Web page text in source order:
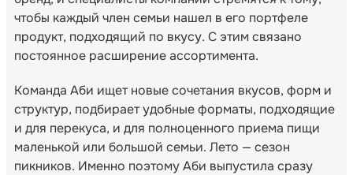
чтобы каждый член семьи нашел в его портфеле
продукт, подходящий по вкусу. С этим связано
постоянное расширение ассортимента.
Команда Аби ищет новые сочетания вкусов, форм и
структур, подбирает удобные форматы, подходящие
и для перекуса, и для полноценного приема пищи
маленькой или большой семьи. Лето — сезон
пикников. Именно поэтому Аби выпустила сразу